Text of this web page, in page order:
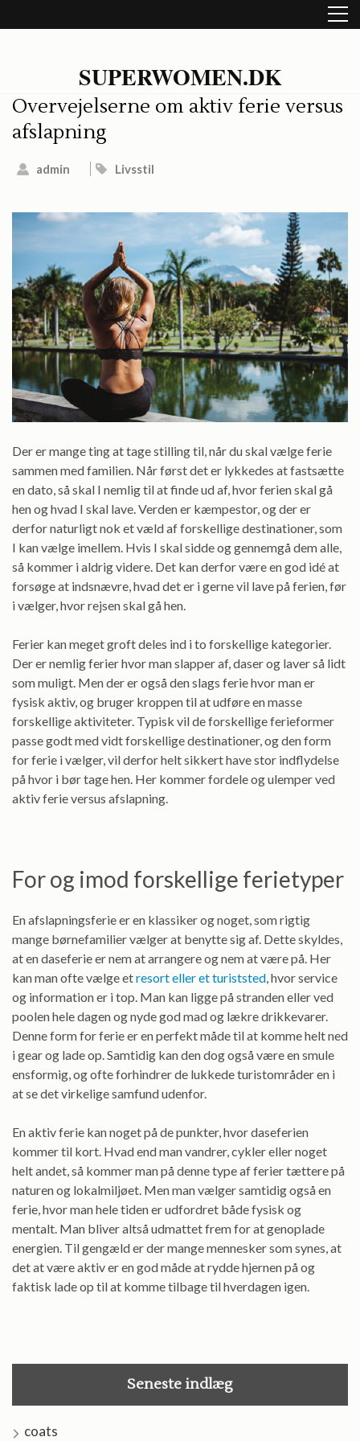
to
SUPERWOMEN.DK
Overvejelserne om aktiv ferie versus
afslapning
admin Livsstil
Der er mange ting at tage stilling til, når du skal vælge ferie
sammen med familien. Når først det er lykkedes at fastsætte
en dato, så skal I nemlig til at finde ud af, hvor ferien skal gå
hen og hvad I skal lave. Verden er kæmpestor, og der er
derfor naturligt nok et væld af forskellige destinationer, som
I kan vælge imellem. Hvis I skal sidde og gennemgå dem alle,
så kommer i aldrig videre. Det kan derfor være en god idé at
forsøge at indsnævre, hvad det er i gerne vil lave på ferien, før
i vælger, hvor rejsen skal gå hen.
Ferier kan meget groft deles ind i to forskellige kategorier.
Der er nemlig ferier hvor man slapper af, daser og laver så lidt
som muligt. Men der er også den slags ferie hvor man er
fysisk aktiv, og bruger kroppen til at udføre en masse
forskellige aktiviteter. Typisk vil de forskellige ferieformer
passe godt med vidt forskellige destinationer, og den form
for ferie i vælger, vil derfor helt sikkert have stor indflydelse
på hvor i bør tage hen. Her kommer fordele og ulemper ved
aktiv ferie versus afslapning.
For og imod forskellige ferietyper
En afslapningsferie er en klassiker og noget, som rigtig
mange børnefamilier vælger at benytte sig af. Dette skyldes,
at en daseferie er nem at arrangere og nem at være på. Her
kan man ofte vælge etresort eller et turiststed, hvor service
og information er i top. Man kan ligge på stranden eller ved
poolen hele dagen og nyde god mad og lækre drikkevarer.
Denne form for ferie er en perfekt måde til at komme helt ned
i gear og lade op. Samtidig kan den dog også være en smule
ensformig, og ofte forhindrer de lukkede turistområder en i
at se det virkelige samfund udenfor.
En aktiv ferie kan noget på de punkter, hvor daseferien
kommer til kort. Hvad end man vandrer, cykler eller noget
helt andet, så kommer man på denne type af ferier tættere på
naturen og lokalmiljøet. Men man vælger samtidig også en
ferie, hvor man hele tiden er udfordret både fysisk og
mentalt. Man bliver altså udmattet frem for at genoplade
energien. Til gengæld er der mange mennesker som synes, at
det at være aktiv er en god måde at rydde hjernen på og
faktisk lade op til at komme tilbage til hverdagen igen.
Seneste indlæg
coats